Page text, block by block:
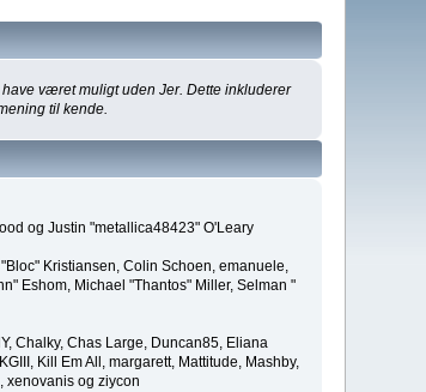
været muligt uden Jer. Dette inkluderer
til kende.
og Justin "metallica48423" O'Leary
Kristiansen, Colin Schoen, emanuele,
Eshom, Michael "Thantos" Miller, Selman "
Chalky, Chas Large, Duncan85, Eliana
Kill Em All, margarett, Mattitude, Mashby,
xenovanis og ziycon